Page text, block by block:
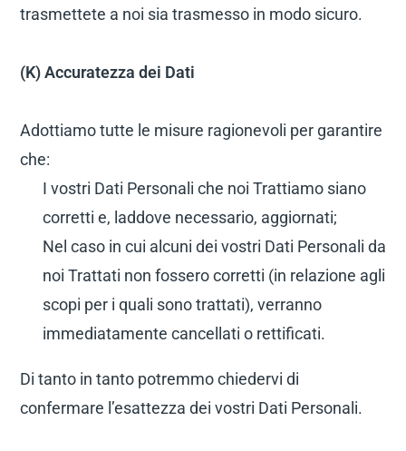
trasmettete a noi sia trasmesso in modo sicuro.
(K) Accuratezza dei Dati
Adottiamo tutte le misure ragionevoli per garantire
che:
I vostri Dati Personali che noi Trattiamo siano
corretti e, laddove necessario, aggiornati;
Nel caso in cui alcuni dei vostri Dati Personali da
noi Trattati non fossero corretti (in relazione agli
scopi per i quali sono trattati), verranno
immediatamente cancellati o rettificati.
Di tanto in tanto potremmo chiedervi di
confermare l’esattezza dei vostri Dati Personali.